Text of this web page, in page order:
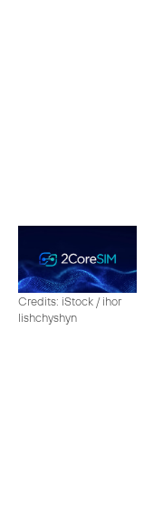
Credits: iStock / ihor
lishchyshyn